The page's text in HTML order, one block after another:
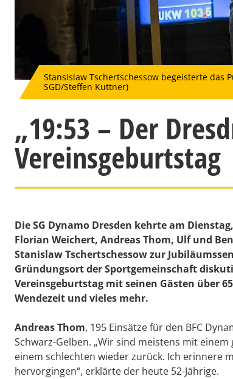
Stansislaw Tschertschessow begeisterte das
SGD/Steffen Kuttner)
„19:53 – Der
Vereinsgeburtstag
Die SG Dynamo Dresden kehrte am
Florian Weichert, Andreas Thom, Ulf und
Stanislaw Tschertschessow zur
Gründungsort der Sportgemeinschaft
Vereinsgeburtstag mit seinen Gästen über
Wendezeit und vieles mehr.
Andreas Thom, 195 Einsätze für den BFC
Schwarz-Gelben. „Wir sind meistens mit
einem schlechten wieder zurück. Ich erinnere
hervorgingen“, erklärte der heute 52-Jährige.